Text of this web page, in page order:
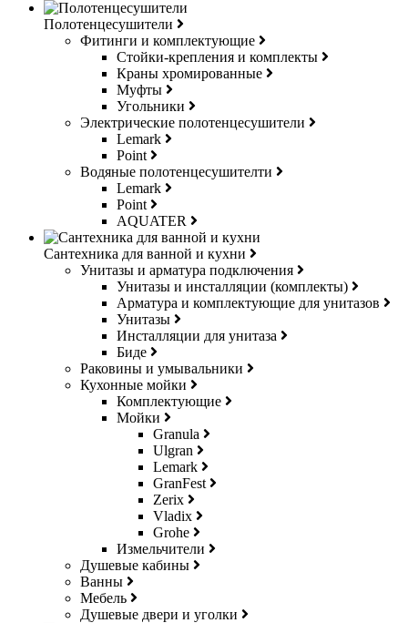
Полотенцесушители
Фитинги и комплектующие
Стойки-крепления и комплекты
Краны хромированные
Муфты
Угольники
Электрические полотенцесушители
Lemark
Point
Водяные полотенцесушителти
Lemark
Point
AQUATER
Сантехника для ванной и кухни
Унитазы и арматура подключения
Унитазы и инсталляции (комплекты)
Арматура и комплектующие для унитазов
Унитазы
Инсталляции для унитаза
Биде
Раковины и умывальники
Кухонные мойки
Комплектующие
Мойки
Granula
Ulgran
Lemark
GranFest
Zerix
Vladix
Grohe
Измельчители
Душевые кабины
Ванны
Мебель
Душевые двери и уголки